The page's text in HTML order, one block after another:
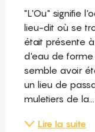
"L'Ou" signifie
lieu-dit où se
était présente
d'eau de forme
semble avoir
un lieu de
muletiers de la...
Lire la suite